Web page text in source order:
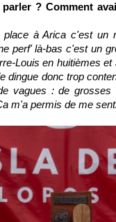
? Comment
à Arica c'est un
perf' là-bas c'est un
Louis en huitièmes
donc trop
vagues : de
m'a permis de me